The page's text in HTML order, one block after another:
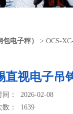
电子秤） > OCS-
直视电子吊
间： 2026-02-08
数： 1639